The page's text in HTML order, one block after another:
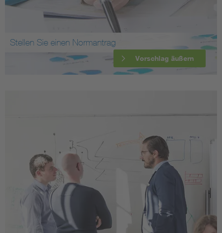
Stellen Sie einen Normantrag
Vorschlag äußern